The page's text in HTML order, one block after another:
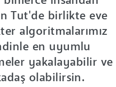
Tut'de birlikte eve
algoritmalarımız
en uyumlu
yakalayabilir ve
olabilirsin.